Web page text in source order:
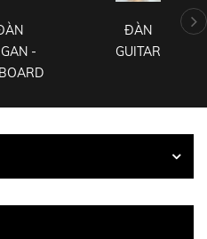
-
ĐÀN
GUITAR